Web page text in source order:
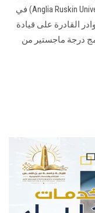
مع جامعة أنغلا راسكين البريطانية (Anglia Ruskin University - ARU) في
القادرة على قيادة
درجة ماجستير من